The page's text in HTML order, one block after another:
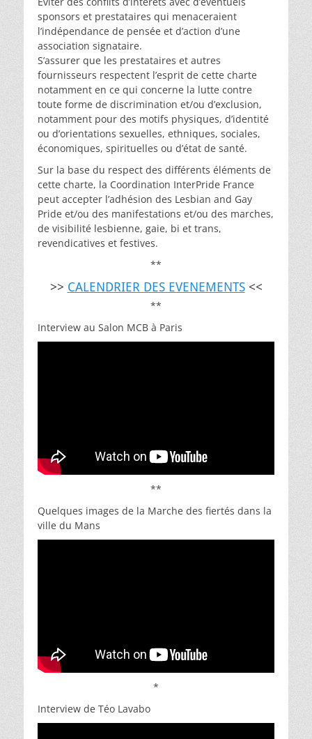
sponsors et prestataires qui menaceraient
l’indépendance de pensée et d’action d’une
association signataire.
S’assurer que les prestataires et autres
fournisseurs respectent l’esprit de cette charte
notamment en ce qui concerne la lutte contre
toute forme de discrimination et/ou d’exclusion,
notamment pour des motifs physiques, d’identité
ou d’orientations sexuelles, ethniques, sociales,
économiques, spirituelles ou d’état de santé.
Sur la base du respect des différents éléments de
cette charte, la Coordination InterPride France
peut accepter l’adhésion des Lesbian and Gay
Pride et/ou des manifestations et/ou des marches,
de visibilité lesbienne, gaie, bi et trans,
revendicatives et festives.
**
>> CALENDRIER DES EVENEMENTS<<
**
Interview au Salon MCB à Paris
**
Quelques images de la Marche des fiertés dans la
ville du Mans
*
Interview de Téo Lavabo